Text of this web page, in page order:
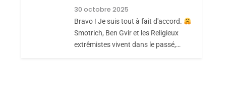
Maroc : Les Amandes
De Tafraout, Le Miel
De Tadla Azilal
30 octobre 2025
Bravo ! Je suis tout à fait d'accord.
Smotrich, Ben Gvir et les Religieux
extrêmistes vivent dans le passé,…